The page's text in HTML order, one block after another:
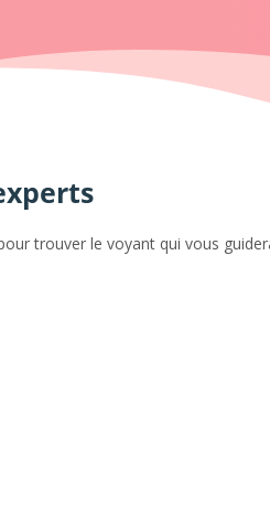
trouver le voyant qui vous